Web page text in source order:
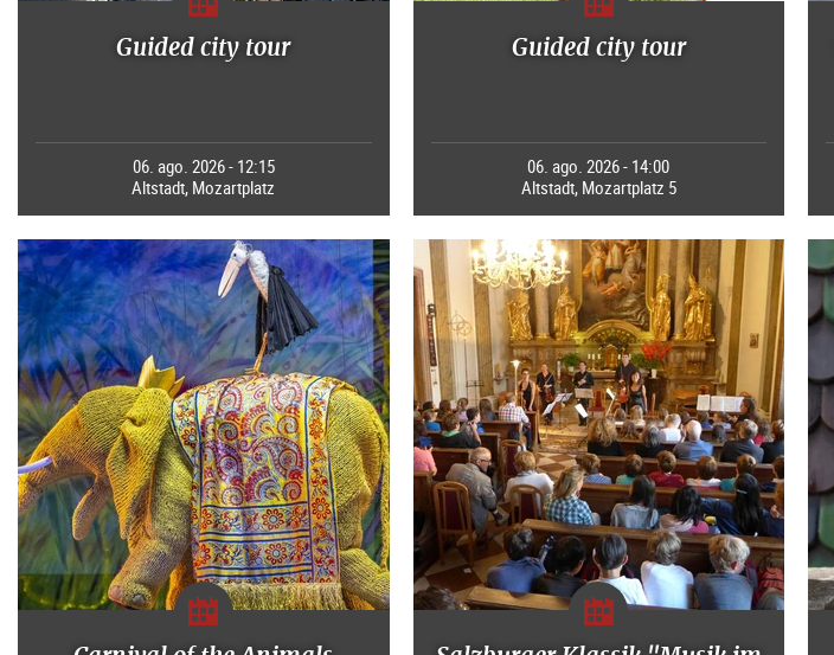
Guided city tour
06. ago. 2026 - 12:15
Altstadt, Mozartplatz
Guided city tour
06. ago. 2026 - 14:00
Altstadt, Mozartplatz 5